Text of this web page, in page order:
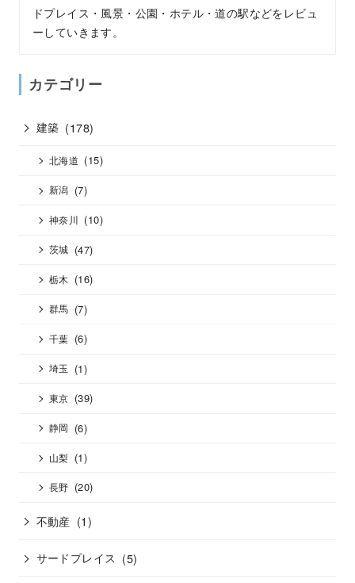
ドプレイス・風景・公園・ホテル・道の駅などをレビュ
ーしていきます。
カテゴリー
建築 (178)
北海道 (15)
新潟 (7)
神奈川 (10)
茨城 (47)
栃木 (16)
群馬 (7)
千葉 (6)
埼玉 (1)
東京 (39)
静岡 (6)
山梨 (1)
長野 (20)
不動産 (1)
サードプレイス (5)